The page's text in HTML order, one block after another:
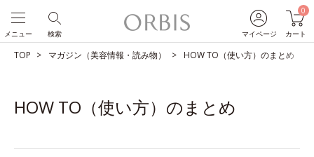
マイページ
0
カート
検索
メニュー
TOP マガジン（美容情報・読み物） HOW TO（使い方）のまとめ
HOW TO（使い方）のまとめ